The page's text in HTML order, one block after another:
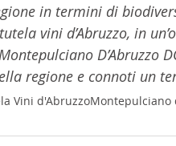
in termini di
vini d’Abruzzo, in
D’Abruzzo
regione e connoti un
Vini d'AbruzzoMontepulciano